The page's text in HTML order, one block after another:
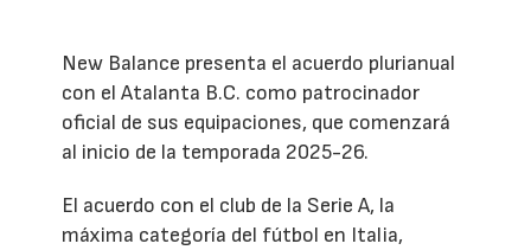
New Balance presenta el acuerdo plurianual
con el Atalanta B.C. como patrocinador
oficial de sus equipaciones, que comenzará
al inicio de la temporada 2025-26.
El acuerdo con el club de la Serie A, la
máxima categoría del fútbol en Italia,